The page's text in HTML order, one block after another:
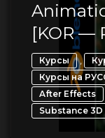
[KOR —
Курсы ,
Курсы на
After Effects
Substance